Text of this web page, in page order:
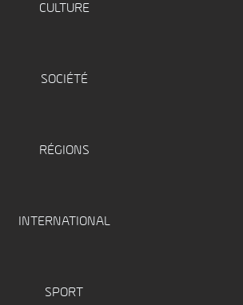
CULTURE
SOCIÉTÉ
RÉGIONS
INTERNATIONAL
SPORT